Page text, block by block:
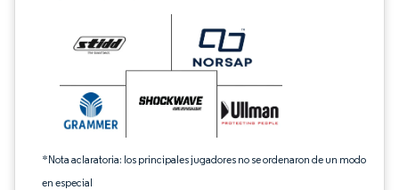
*Nota aclaratoria: los principales jugadores no se ordenaron de un modo
en especial